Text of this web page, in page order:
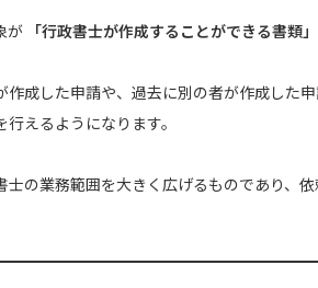
が 「行政書士が作成することができる書類
作成した申請や、過去に別の者が作成した
えるようになります。
士の業務範囲を大きく広げるものであり、